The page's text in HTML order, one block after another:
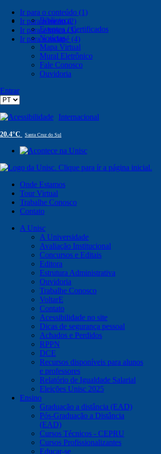
Ir para o conteúdo (1)
Ir para o menu (2)
Ir para a busca (3)
Ir para o rodapé (4)
Biblioteca
Eventos / Certificados
Notícias
Mapa Virtual
Mural Eletrônico
Fale Conosco
Ouvidoria
Entrar
Acessibilidade Internacional
20.4°C Santa Cruz do Sul
Onde Estamos
Tour Virtual
Trabalhe Conosco
Contato
A Unisc
A Universidade
Avaliação Institucional
Concursos e Editais
Editora
Estrutura Administrativa
Ouvidoria
Trabalhe Conosco
VoltarE
Contato
Acessibilidade no site
Dicas de segurança pessoal
Achados e Perdidos
RPPN
DCE
Recursos disponíveis para alunos
e professores
Relatório de Igualdade Salarial
Eleições Unisc 2025
Ensino
Graduação a distância (EAD)
Pós-Graduação a Distância
(EAD)
Cursos Técnicos - CEPRU
Cursos Profissionalizantes
Educar-se